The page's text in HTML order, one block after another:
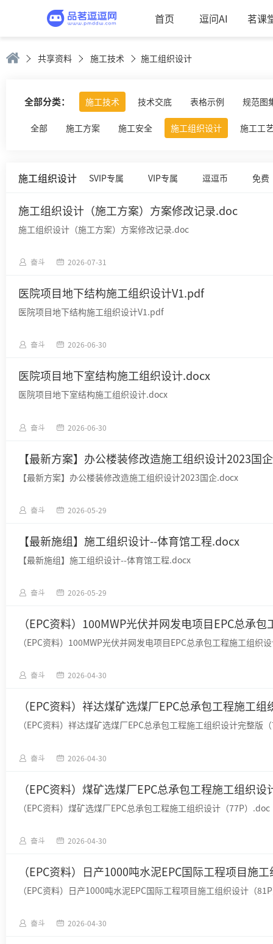
首页 逗问AI 茗课
共享资料 施工技术 施工组织设计
全部分类： 施工技术 技术交底 表格示例 规范图
全部 施工方案 施工安全 施工组织设计 施工工
施工组织设计 SVIP专属 VIP专属 逗逗币 免费
施工组织设计（施工方案）方案修改记录.doc
施工组织设计（施工方案）方案修改记录.doc
奋斗 2026-07-31
医院项目地下结构施工组织设计V1.pdf
医院项目地下结构施工组织设计V1.pdf
奋斗 2026-06-30
医院项目地下室结构施工组织设计.docx
医院项目地下室结构施工组织设计.docx
奋斗 2026-06-30
【最新方案】办公楼装修改造施工组织设计2023国
【最新方案】办公楼装修改造施工组织设计2023国企.docx
奋斗 2026-05-29
【最新施组】施工组织设计--体育馆工程.docx
【最新施组】施工组织设计--体育馆工程.docx
奋斗 2026-05-29
（EPC资料）100MWP光伏并网发电项目EPC总承
（EPC资料）100MWP光伏并网发电项目EPC总承包工程施工组织
奋斗 2026-04-30
（EPC资料）祥达煤矿选煤厂EPC总承包工程施工
（EPC资料）祥达煤矿选煤厂EPC总承包工程施工组织设计完整版
奋斗 2026-04-30
（EPC资料）煤矿选煤厂EPC总承包工程施工组织
（EPC资料）煤矿选煤厂EPC总承包工程施工组织设计（77P）.doc
奋斗 2026-04-30
（EPC资料）日产1000吨水泥EPC国际工程项目施
（EPC资料）日产1000吨水泥EPC国际工程项目施工组织设计（
奋斗 2026-04-30